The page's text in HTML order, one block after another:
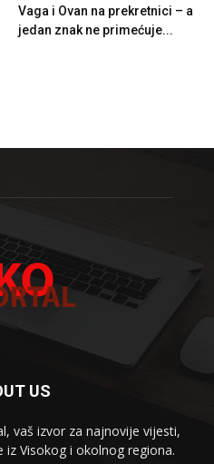
Vaga i Ovan na prekretnici – a
jedan znak ne primećuje...
US
vaš izvor za najnovije vijesti,
Visokog i okolnog regiona.